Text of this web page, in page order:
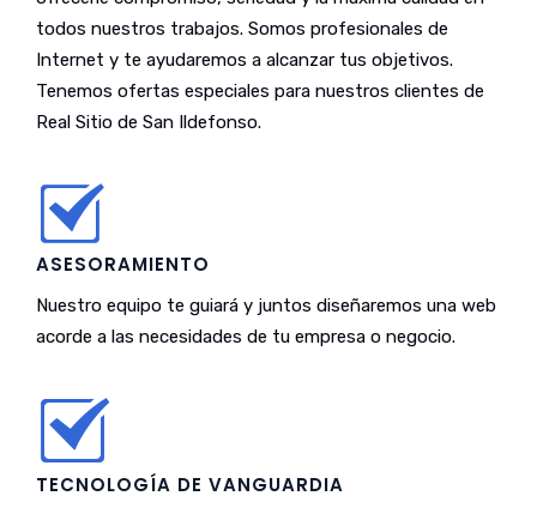
todos nuestros trabajos. Somos profesionales de
Internet y te ayudaremos a alcanzar tus objetivos.
Tenemos ofertas especiales para nuestros clientes de
Real Sitio de San Ildefonso.
ASESORAMIENTO
Nuestro equipo te guiará y juntos diseñaremos una web
acorde a las necesidades de tu empresa o negocio.
TECNOLOGÍA DE VANGUARDIA